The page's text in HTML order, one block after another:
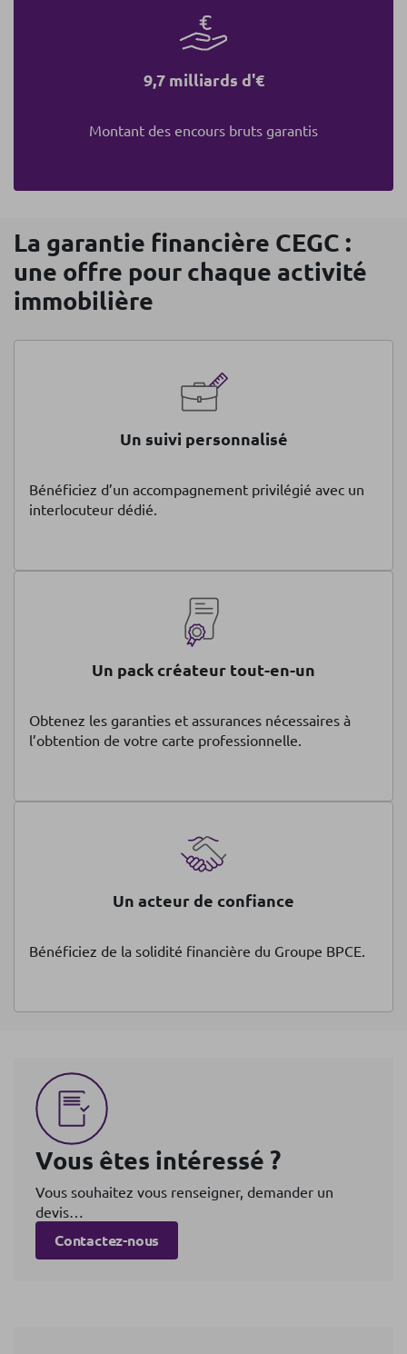
9,7 milliards d'€
Montant des encours bruts garantis
La garantie financière CEGC :
une offre pour chaque activité
immobilière
Un suivi personnalisé
Bénéficiez d’un accompagnement privilégié avec un
interlocuteur dédié.
Un pack créateur tout-en-un
Obtenez les garanties et assurances nécessaires à
l’obtention de votre carte professionnelle.
Un acteur de confiance
Bénéficiez de la solidité financière du Groupe BPCE.
Vous êtes intéressé ?
Vous souhaitez vous renseigner, demander un
devis…
Contactez-nous